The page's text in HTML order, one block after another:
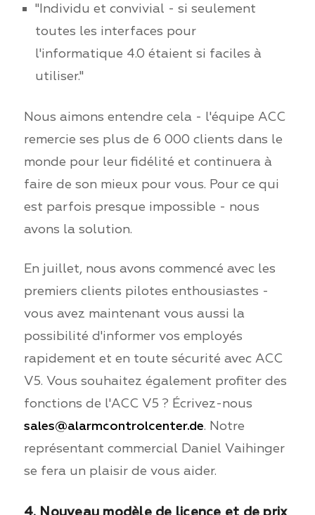
"Individu et convivial - si seulement
toutes les interfaces pour
l'informatique 4.0 étaient si faciles à
utiliser."
Nous aimons entendre cela - l'équipe ACC
remercie ses plus de 6 000 clients dans le
monde pour leur fidélité et continuera à
faire de son mieux pour vous. Pour ce qui
est parfois presque impossible - nous
avons la solution.
En juillet, nous avons commencé avec les
premiers clients pilotes enthousiastes -
vous avez maintenant vous aussi la
possibilité d'informer vos employés
rapidement et en toute sécurité avec ACC
V5. Vous souhaitez également profiter des
fonctions de l'ACC V5 ? Écrivez-nous
sales@alarmcontrolcenter.de. Notre
représentant commercial Daniel Vaihinger
se fera un plaisir de vous aider.